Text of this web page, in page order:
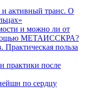
активный транс. О
и можно ли от
МЕТАИССКРА?
Практическая польза
практики после
по сердцу